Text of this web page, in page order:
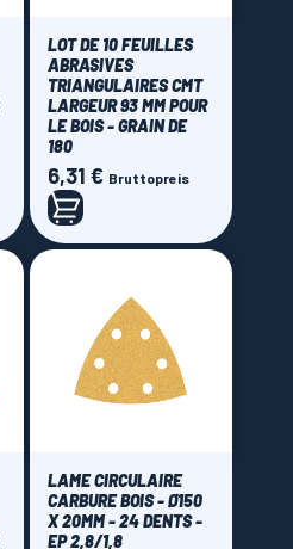
LOT DE 10 FEUILLES
ABRASIVES
TRIANGULAIRES CMT
LARGEUR 93 MM POUR
LE BOIS - GRAIN DE
180
Preis
6,31 € Bruttopreis
LAME CIRCULAIRE
CARBURE BOIS - Ø150
X 20MM - 24 DENTS -
EP 2,8/1,8